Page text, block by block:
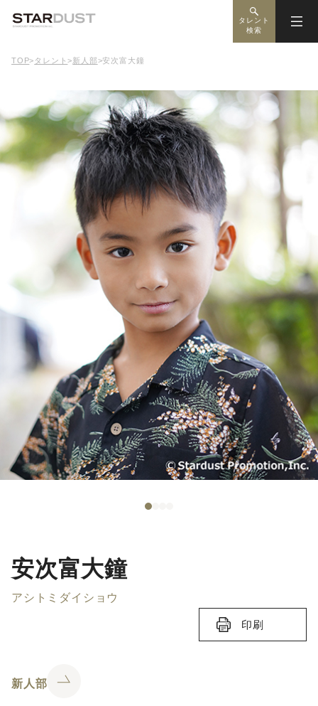
タレント
検索
TOP> タレント>新人部>安次富大鐘
安次富大鐘
アシトミダイショウ
印刷
新人部